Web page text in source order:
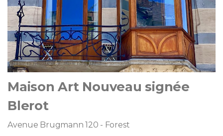
Maison Art Nouveau signée
Blerot
Avenue Brugmann 120 - Forest